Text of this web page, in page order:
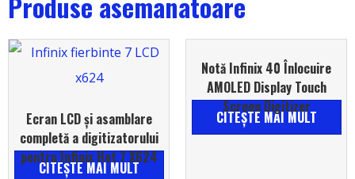
Ecran LCD și asamblare
completă a digitizatorului
pentru Infinix Hot 7 X624
CITEŞTE MAI MULT
Notă Infinix 40 Înlocuire
AMOLED Display Touch
Screen Digitizer
CITEŞTE MAI MULT